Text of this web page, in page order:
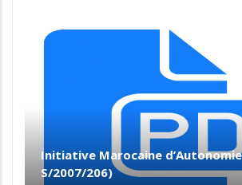
Initiative Marocaine
S/2007/206)